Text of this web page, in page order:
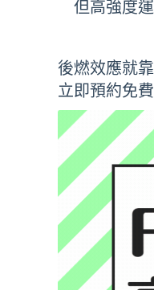
但高強度
後燃效應就
立即預約免